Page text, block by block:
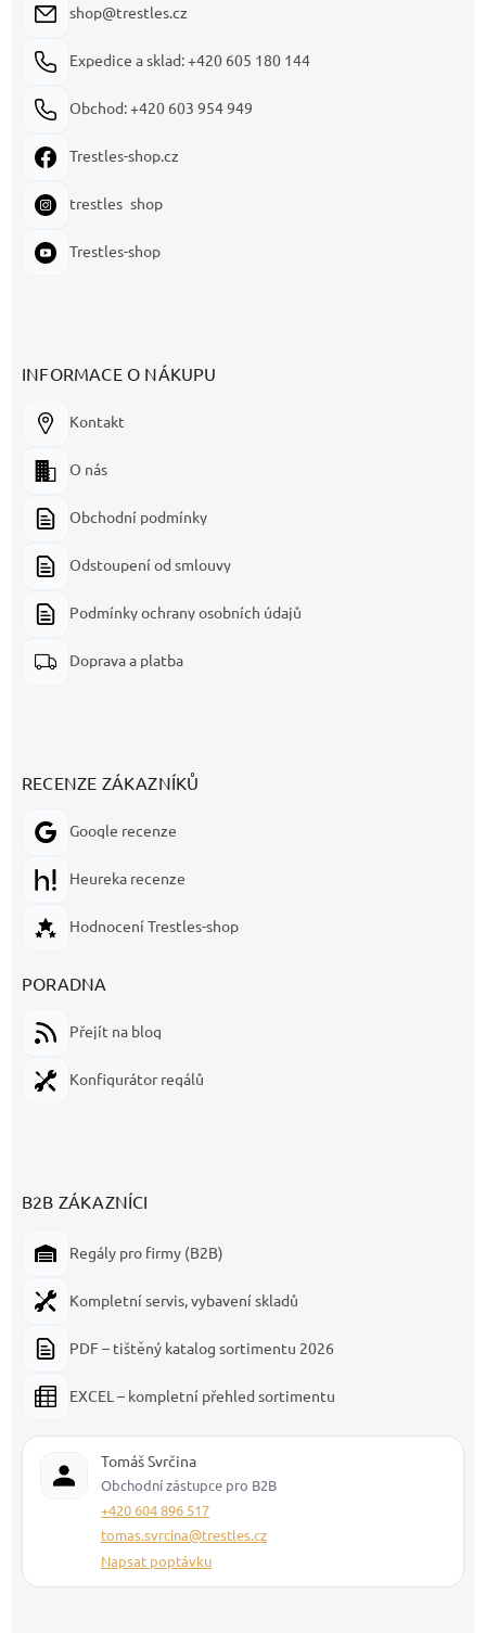
shop@trestles.cz
Expedice a sklad: +420 605 180 144
Obchod: +420 603 954 949
Trestles-shop.cz
trestles_shop
Trestles-shop
INFORMACE O NÁKUPU
Kontakt
O nás
Obchodní podmínky
Odstoupení od smlouvy
Podmínky ochrany osobních údajů
Doprava a platba
RECENZE ZÁKAZNÍKŮ
Google recenze
Heureka recenze
Hodnocení Trestles-shop
PORADNA
Přejít na blog
Konfigurátor regálů
B2B ZÁKAZNÍCI
Regály pro firmy (B2B)
Kompletní servis, vybavení skladů
PDF – tištěný katalog sortimentu 2026
EXCEL – kompletní přehled sortimentu
Tomáš Svrčina
Obchodní zástupce pro B2B
+420 604 896 517
tomas.svrcina@trestles.cz
Napsat poptávku